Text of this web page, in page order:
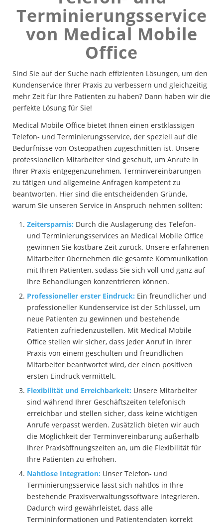
Terminierungsservice
von Medical Mobile
Office
Sind Sie auf der Suche nach effizienten Lösungen, um den
Kundenservice Ihrer Praxis zu verbessern und gleichzeitig
mehr Zeit für Ihre Patienten zu haben? Dann haben wir die
perfekte Lösung für Sie!
Medical Mobile Office bietet Ihnen einen erstklassigen
Telefon- und Terminierungsservice, der speziell auf die
Bedürfnisse von Osteopathen zugeschnitten ist. Unsere
professionellen Mitarbeiter sind geschult, um Anrufe in
Ihrer Praxis entgegenzunehmen, Terminvereinbarungen
zu tätigen und allgemeine Anfragen kompetent zu
beantworten. Hier sind die entscheidenden Gründe,
warum Sie unseren Service in Anspruch nehmen sollten:
Zeitersparnis: Durch die Auslagerung des Telefon-
und Terminierungsservices an Medical Mobile Office
gewinnen Sie kostbare Zeit zurück. Unsere erfahrenen
Mitarbeiter übernehmen die gesamte Kommunikation
mit Ihren Patienten, sodass Sie sich voll und ganz auf
Ihre Behandlungen konzentrieren können.
Professioneller erster Eindruck: Ein freundlicher und
professioneller Kundenservice ist der Schlüssel, um
neue Patienten zu gewinnen und bestehende
Patienten zufriedenzustellen. Mit Medical Mobile
Office stellen wir sicher, dass jeder Anruf in Ihrer
Praxis von einem geschulten und freundlichen
Mitarbeiter beantwortet wird, der einen positiven
ersten Eindruck vermittelt.
Flexibilität und Erreichbarkeit: Unsere Mitarbeiter
sind während Ihrer Geschäftszeiten telefonisch
erreichbar und stellen sicher, dass keine wichtigen
Anrufe verpasst werden. Zusätzlich bieten wir auch
die Möglichkeit der Terminvereinbarung außerhalb
Ihrer Praxisöffnungszeiten an, um die Flexibilität für
Ihre Patienten zu erhöhen.
Nahtlose Integration: Unser Telefon- und
Terminierungsservice lässt sich nahtlos in Ihre
bestehende Praxisverwaltungssoftware integrieren.
Dadurch wird gewährleistet, dass alle
Termininformationen und Patientendaten korrekt